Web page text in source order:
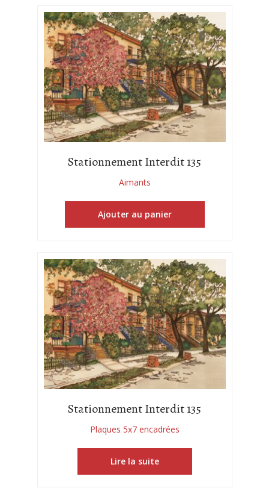
Stationnement Interdit 135
Aimants
Ajouter au panier
Stationnement Interdit 135
Plaques 5x7 encadrées
Lire la suite